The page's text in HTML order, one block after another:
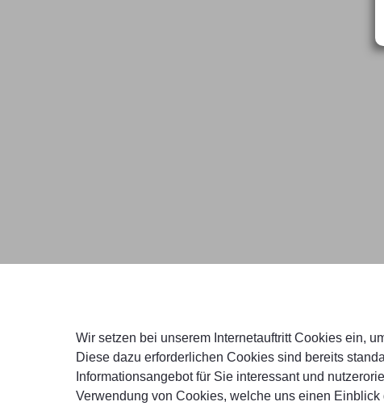
Wir setzen bei unserem Internetauftritt Cookies ein,
Diese dazu erforderlichen Cookies sind bereits
Informationsangebot für Sie interessant und
Verwendung von Cookies, welche uns einen